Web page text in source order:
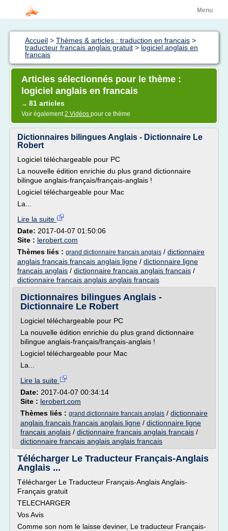
Menu
Accueil > Thèmes & articles : traduction en francais >
traducteur francais anglais gratuit > logiciel anglais en
francais
Articles sélectionnés pour le thème :
logiciel anglais en francais
→ 81 articles
Voir également2 Vidéos pour ce thème
Dictionnaires bilingues Anglais - Dictionnaire Le
Robert
Logiciel téléchargeable pour PC
La nouvelle édition enrichie du plus grand dictionnaire
bilingue anglais-français/français-anglais !
Logiciel téléchargeable pour Mac
La...
Lire la suite
Date: 2017-04-07 01:50:06
Site : lerobert.com
Thèmes liés : grand dictionnaire francais anglais / dictionnaire
anglais francais francais anglais ligne / dictionnaire ligne
francais anglais / dictionnaire francais anglais francais /
dictionnaire francais anglais anglais francais
Dictionnaires bilingues Anglais -
Dictionnaire Le Robert
Logiciel téléchargeable pour PC
La nouvelle édition enrichie du plus grand dictionnaire
bilingue anglais-français/français-anglais !
Logiciel téléchargeable pour Mac
La...
Lire la suite
Date: 2017-04-07 00:34:14
Site : lerobert.com
Thèmes liés : grand dictionnaire francais anglais / dictionnaire
anglais francais francais anglais ligne / dictionnaire ligne
francais anglais / dictionnaire francais anglais francais /
dictionnaire francais anglais anglais francais
Télécharger Le Traducteur Français-Anglais
Anglais ...
Télécharger Le Traducteur Français-Anglais Anglais-
Français gratuit
TELECHARGER
Vos Avis
Comme son nom le laisse deviner, Le traducteur Français-